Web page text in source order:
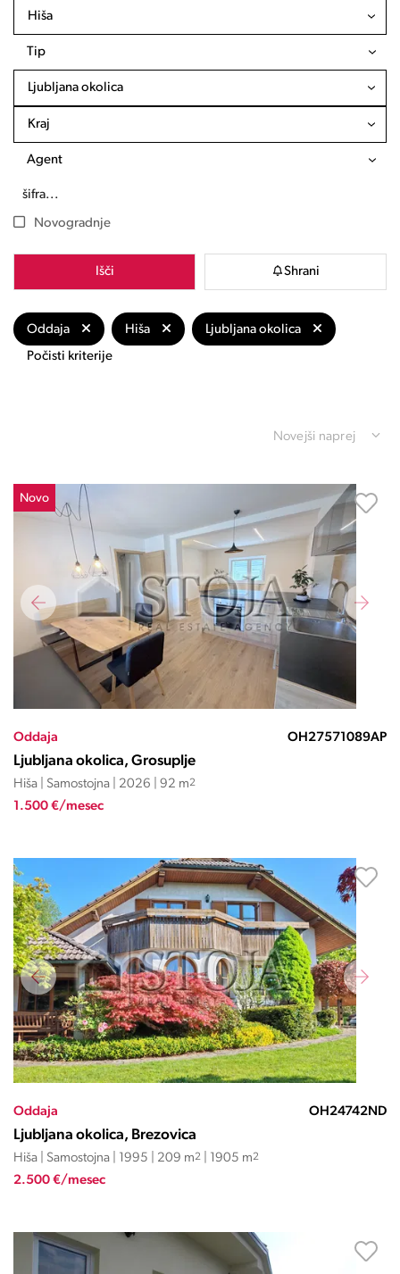
Hiša
Tip
Ljubljana okolica
Kraj
Agent
Novogradnje
Išči Shrani
Oddaja Hiša
Ljubljana okolica
Počisti kriterije
Novejši naprej
Novo
Oddaja OH27571089AP
Ljubljana okolica, Grosuplje
Hiša | Samostojna | 2026 | 92 m2
1.500 €/mesec
Oddaja OH24742ND
Ljubljana okolica, Brezovica
Hiša | Samostojna | 1995 | 209 m2 | 1905 m2
2.500 €/mesec